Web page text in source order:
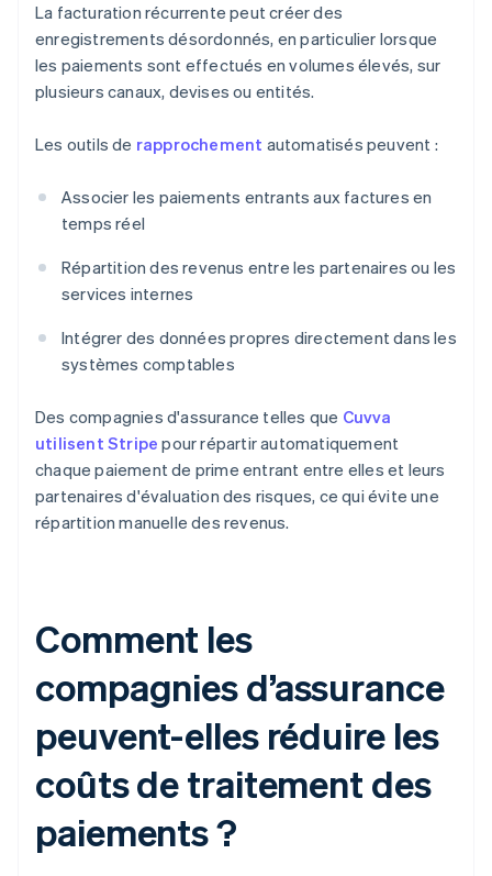
La facturation récurrente peut créer des
enregistrements désordonnés, en particulier lorsque
les paiements sont effectués en volumes élevés, sur
plusieurs canaux, devises ou entités.
Les outils de rapprochement automatisés peuvent :
Associer les paiements entrants aux factures en
temps réel
Répartition des revenus entre les partenaires ou les
services internes
Intégrer des données propres directement dans les
systèmes comptables
Des compagnies d'assurance telles que Cuvva
utilisent Stripe pour répartir automatiquement
chaque paiement de prime entrant entre elles et leurs
partenaires d'évaluation des risques, ce qui évite une
répartition manuelle des revenus.
Comment les
compagnies d’assurance
peuvent-elles réduire les
coûts de traitement des
paiements ?